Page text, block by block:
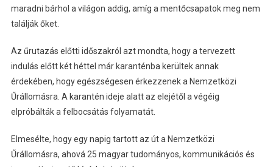
maradni bárhol a világon addig, amíg a mentőcsapatok meg nem
találják őket.
Az űrutazás előtti időszakról azt mondta, hogy a tervezett
indulás előtt két héttel már karanténba kerültek annak
érdekében, hogy egészségesen érkezzenek a Nemzetközi
Űrállomásra. A karantén ideje alatt az elejétől a végéig
elpróbálták a felbocsátás folyamatát.
Elmesélte, hogy egy napig tartott az út a Nemzetközi
Űrállomásra, ahová 25 magyar tudományos, kommunikációs és